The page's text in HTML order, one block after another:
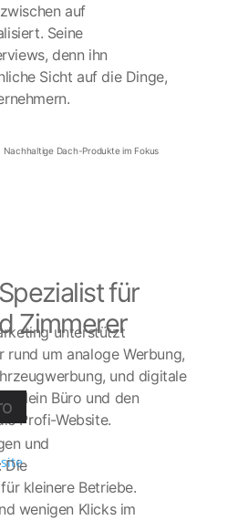
auf
Seine
denn ihn
Sicht auf die Dinge,
Nachhaltige Dach-Produkte im Fokus
für
Zimmerer
unterstützt
rund um analoge Werbung,
und digitale
Mein Büro und den
Profi-Website.
und
Die
kleinere Betriebe.
wenigen Klicks im